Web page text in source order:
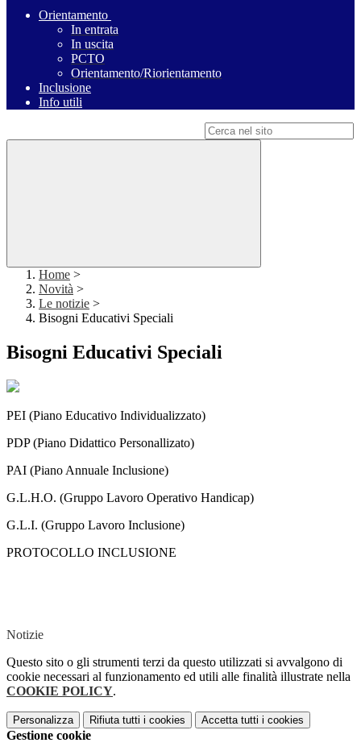
Orientamento
In entrata
In uscita
PCTO
Orientamento/Riorientamento
Inclusione
Info utili
Home >
Novità >
Le notizie >
Bisogni Educativi Speciali
Bisogni Educativi Speciali
PEI (Piano Educativo Individualizzato)
PDP (Piano Didattico Personallizato)
PAI (Piano Annuale Inclusione)
G.L.H.O. (Gruppo Lavoro Operativo Handicap)
G.L.I. (Gruppo Lavoro Inclusione)
PROTOCOLLO INCLUSIONE
Notizie
Questo sito o gli strumenti terzi da questo utilizzati si avvalgono di
cookie necessari al funzionamento ed utili alle finalità illustrate nella
COOKIE POLICY.
Personalizza Rifiuta tutti i cookies Accetta tutti i cookies
Gestione cookie